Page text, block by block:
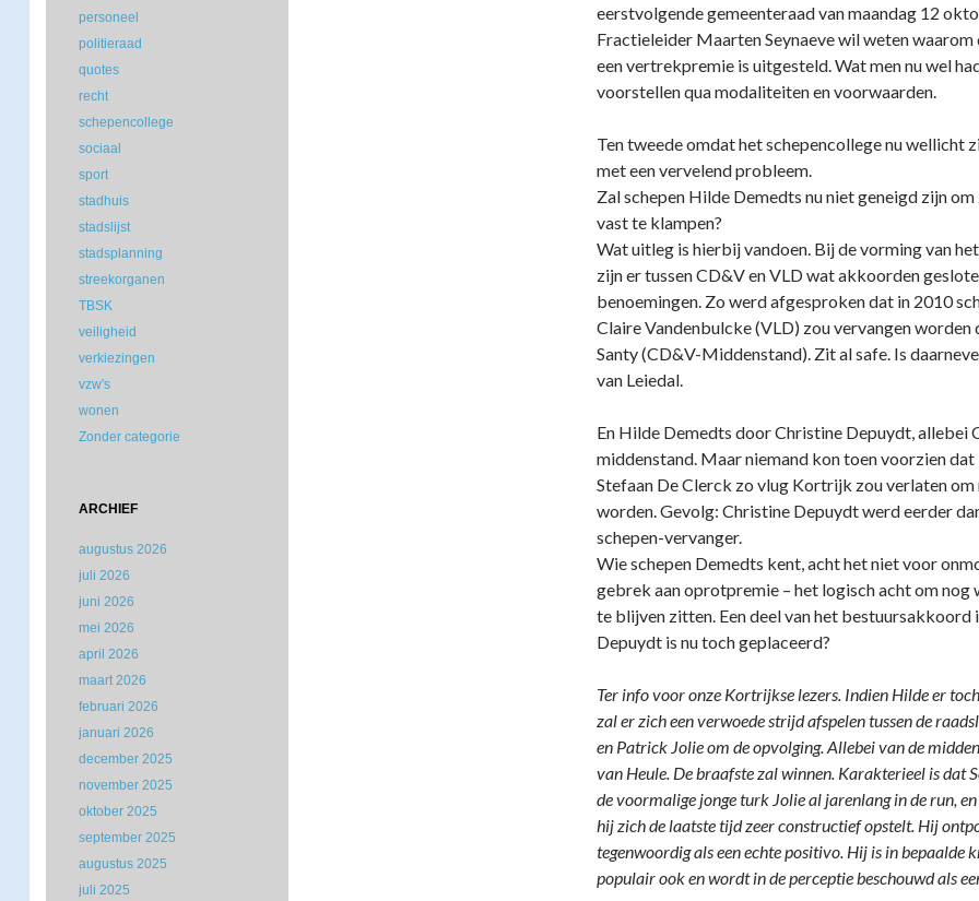
eerstvolgende gemeenteraad van maandag 12
Fractieleider Maarten Seynaeve wil weten waarom
een vertrekpremie is uitgesteld. Wat men nu wel
voorstellen qua modaliteiten en voorwaarden.
Ten tweede omdat het schepencollege nu wellicht
met een vervelend probleem.
Zal schepen Hilde Demedts nu niet geneigd zijn om
vast te klampen?
Wat uitleg is hierbij vandoen. Bij de vorming van
zijn er tussen CD&V en VLD wat akkoorden
benoemingen. Zo werd afgesproken dat in 2010
Claire Vandenbulcke (VLD) zou vervangen
Santy (CD&V-Middenstand). Zit al safe. Is
van Leiedal.
En Hilde Demedts door Christine Depuydt, allebei
middenstand. Maar niemand kon toen voorzien
Stefaan De Clerck zo vlug Kortrijk zou verlaten
worden. Gevolg: Christine Depuydt werd eerder
schepen-vervanger.
Wie schepen Demedts kent, acht het niet voor
gebrek aan oprotpremie – het logisch acht om nog
te blijven zitten. Een deel van het bestuursakkoord
Depuydt is nu toch geplaceerd?
Ter info voor onze Kortrijkse lezers. Indien Hilde er
zal er zich een verwoede strijd afspelen tussen de
en Patrick Jolie om de opvolging. Allebei van de
van Heule. De braafste zal winnen. Karakterieel is dat
de voormalige jonge turk Jolie al jarenlang in de run,
hij zich de laatste tijd zeer constructief opstelt. Hij
tegenwoordig als een echte positivo. Hij is in bepaalde
populair ook en wordt in de perceptie beschouwd als
personeel
politieraad
quotes
recht
schepencollege
sociaal
sport
stadhuis
stadslijst
stadsplanning
streekorganen
TBSK
veiligheid
verkiezingen
vzw's
wonen
Zonder categorie
ARCHIEF
augustus 2026
juli 2026
juni 2026
mei 2026
april 2026
maart 2026
februari 2026
januari 2026
december 2025
november 2025
oktober 2025
september 2025
augustus 2025
juli 2025